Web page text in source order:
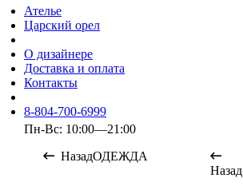
Ателье
Царский орел
О дизайнере
Доставка и оплата
Контакты
8-804-700-6999
Пн-Вс: 10:00—21:00
НазадОДЕЖДА
Назад